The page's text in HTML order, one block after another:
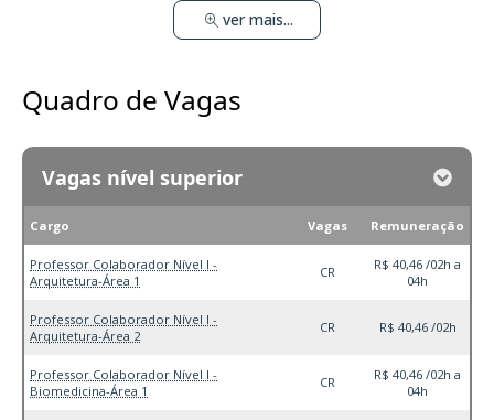
ver mais...
Quadro de Vagas
Vagas nível superior
Cargo Vagas Remuneração
Professor Colaborador Nível I -
Arquitetura-Área 1
CR
R$ 40,46 /02h a
04h
Professor Colaborador Nível I -
Arquitetura-Área 2
CR R$ 40,46 /02h
Professor Colaborador Nível I -
Biomedicina-Área 1
CR
R$ 40,46 /02h a
04h